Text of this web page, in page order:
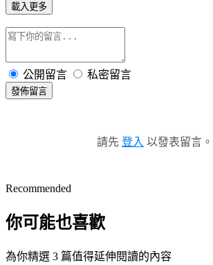
載入更多
公開留言 私密留言
發佈留言
請先 登入 以發表留言。
Recommended
你可能也喜歡
為你精選 3 篇值得延伸閱讀的內容